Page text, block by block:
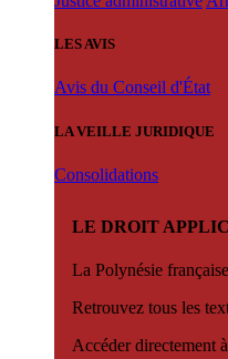
LES AVIS
Avis du Conseil d'État
LA VEILLE JURIDIQUE
Consolidations
LE DROIT
La Polynésie
Retrouvez tous les
Accéder directement